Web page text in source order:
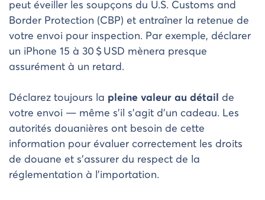
peut éveiller les soupçons du U.S. Customs and
Border Protection (CBP) et entraîner la retenue de
votre envoi pour inspection. Par exemple, déclarer
un iPhone 15 à 30 $ USD mènera presque
assurément à un retard.
Déclarez toujours la pleine valeur au détail de
votre envoi — même s’il s’agit d’un cadeau. Les
autorités douanières ont besoin de cette
information pour évaluer correctement les droits
de douane et s’assurer du respect de la
réglementation à l’importation.